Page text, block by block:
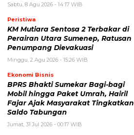
Sabtu, 8 Agu 2026 - 14:17 WIB
Peristiwa
KM Mutiara Sentosa 2 Terbakar di
Perairan Utara Sumenep, Ratusan
Penumpang Dievakuasi
Minggu, 2 Agu 2026 - 15:26 WIB
Ekonomi Bisnis
BPRS Bhakti Sumekar Bagi-bagi
Mobil hingga Paket Umrah, Hairil
Fajar Ajak Masyarakat Tingkatkan
Saldo Tabungan
Jumat, 31 Jul 2026 - 00:17 WIB